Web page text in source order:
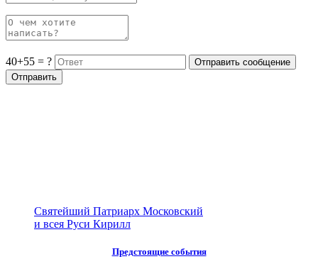
40+55 = ?
Святейший Патриарх Московский
и всея Руси Кирилл
Предстоящие события